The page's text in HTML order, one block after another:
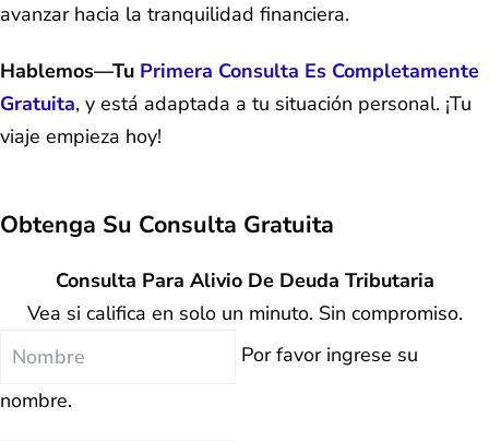
avanzar hacia la tranquilidad financiera.
Hablemos—Tu Primera Consulta Es Completamente
Gratuita, y está adaptada a tu situación personal. ¡Tu
viaje empieza hoy!
Obtenga Su Consulta Gratuita
Consulta Para Alivio De Deuda Tributaria
Vea si califica en solo un minuto. Sin compromiso.
Nombre
Por favor ingrese su
nombre.